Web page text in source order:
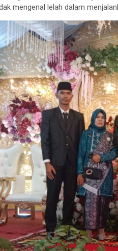
mengenal lelah dalam